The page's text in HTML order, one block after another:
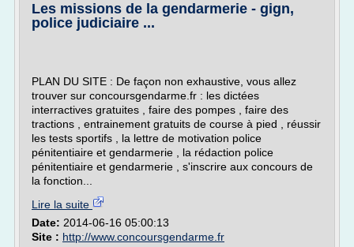
Les missions de la gendarmerie - gign,
police judiciaire ...
PLAN DU SITE : De façon non exhaustive, vous allez
trouver sur concoursgendarme.fr : les dictées
interractives gratuites , faire des pompes , faire des
tractions , entrainement gratuits de course à pied , réussir
les tests sportifs , la lettre de motivation police
pénitentiaire et gendarmerie , la rédaction police
pénitentiaire et gendarmerie , s'inscrire aux concours de
la fonction...
Lire la suite
Date: 2014-06-16 05:00:13
Site : http://www.concoursgendarme.fr